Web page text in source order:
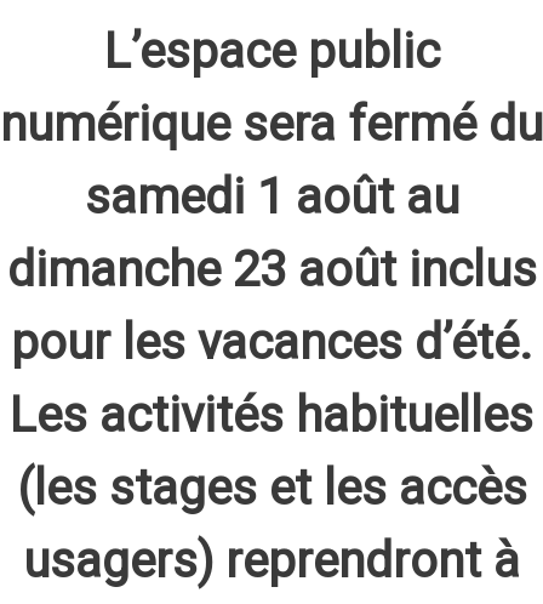
L’espace public
numérique sera fermé du
samedi 1 août au
dimanche 23 août inclus
pour les vacances d’été.
Les activités habituelles
(les stages et les accès
usagers) reprendront à